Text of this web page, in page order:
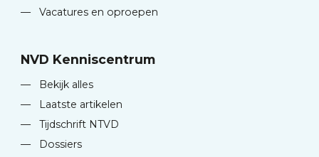
—
Vacatures en oproepen
NVD Kenniscentrum
—
Bekijk alles
—
Laatste artikelen
—
Tijdschrift NTVD
—
Dossiers